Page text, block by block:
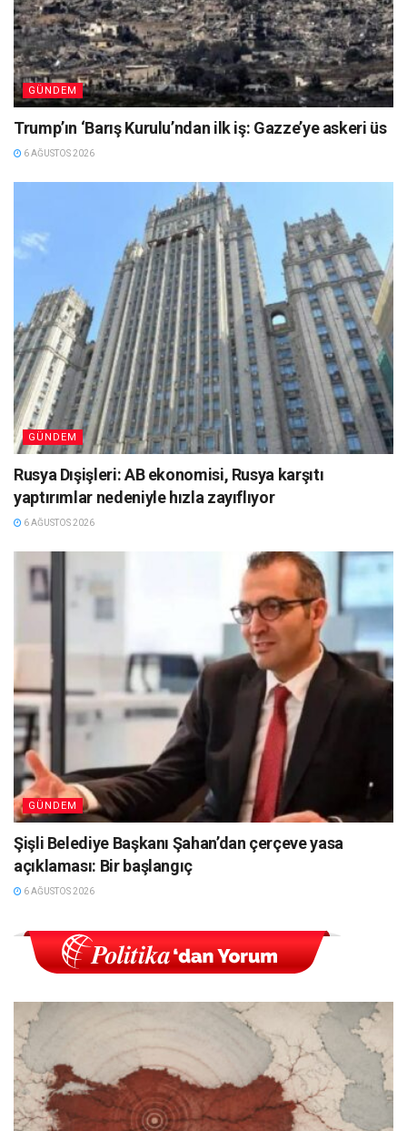
GÜNDEM
Trump’ın ‘Barış Kurulu’ndan ilk iş: Gazze’ye askeri üs
6 AĞUSTOS 2026
GÜNDEM
Rusya Dışişleri: AB ekonomisi, Rusya karşıtı
yaptırımlar nedeniyle hızla zayıflıyor
6 AĞUSTOS 2026
GÜNDEM
Şişli Belediye Başkanı Şahan’dan çerçeve yasa
açıklaması: Bir başlangıç
6 AĞUSTOS 2026